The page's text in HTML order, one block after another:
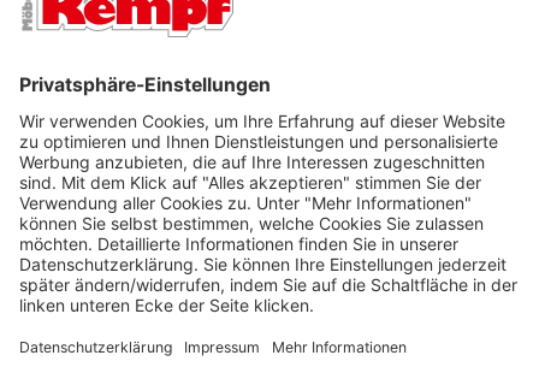
FILIALEN
FOLGEN SIE UNS
Barrierefreiheit Cookie-Einstellungen Widerrufsrecht